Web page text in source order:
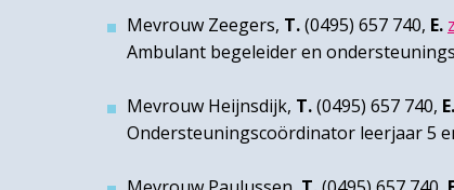
Mevrouw Zeegers, T.(0495) 657 740, E.
Ambulant begeleider en
Mevrouw Heijnsdijk, T.(0495) 657 740, E.
Ondersteuningscoördinator leerjaar 5